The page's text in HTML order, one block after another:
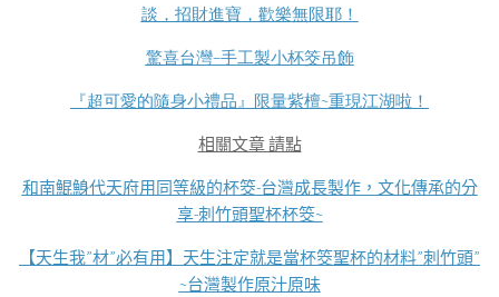
談，招財進寶，歡樂無限耶！
驚喜台灣–手工製小杯筊吊飾
『超可愛的隨身小禮品』限量紫檀~重現江湖啦！
相關文章 請點
和南鯤鯓代天府用同等級的杯筊-台灣成長製作，文化傳承的分
享-刺竹頭聖杯杯筊~
【天生我”材”必有用】天生注定就是當杯筊聖杯的材料”刺竹頭”
~台灣製作原汁原味